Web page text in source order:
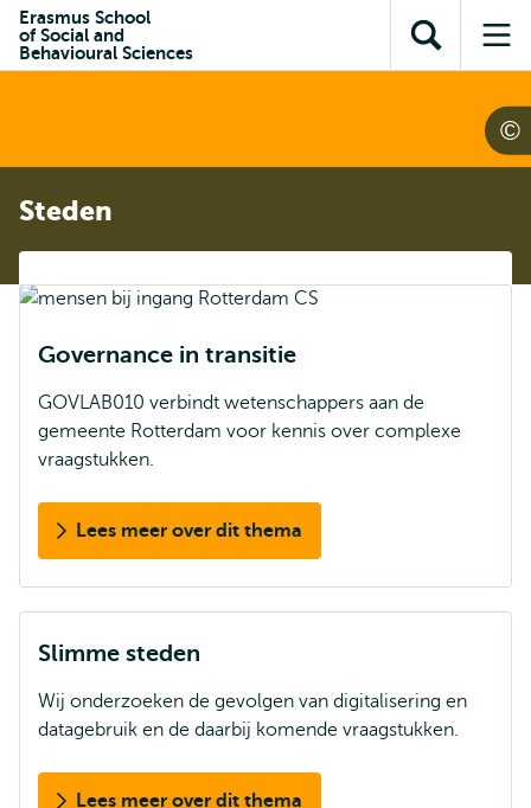
inhoud
Direct naar
subnavigatie
Erasmus School
of Social and
Behavioural Sciences
Toon
zoekveld
Steden
Governance in transitie
GOVLAB010 verbindt wetenschappers aan de
gemeente Rotterdam voor kennis over complexe
vraagstukken.
Lees meer over dit thema
Slimme steden
Wij onderzoeken de gevolgen van digitalisering en
datagebruik en de daarbij komende vraagstukken.
Lees meer over dit thema